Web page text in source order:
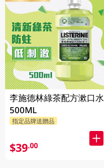
李施德林綠茶配方漱口水
500ML
指定品牌送贈品
$39.00